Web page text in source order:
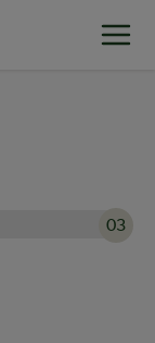
03